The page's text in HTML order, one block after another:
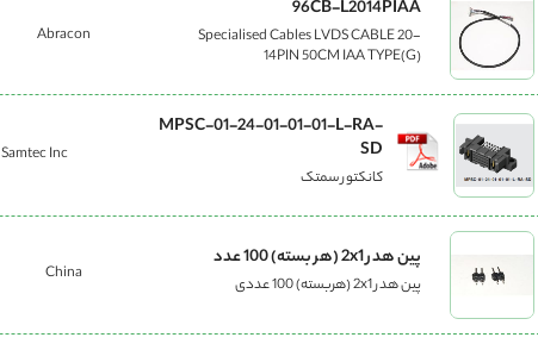
96CB-L2014PIAA
Specialised Cables LVDS CABLE 20-
14PIN 50CM IAA TYPE(G)
Abracon
MPSC-01-24-01-01-01-L-RA-
SD
کانکتور سمتک
Samtec Inc
پین هدر 2x1 (هر بسته) 100 عدد
پین هدر 2x1 (هربسته) 100 عددی China